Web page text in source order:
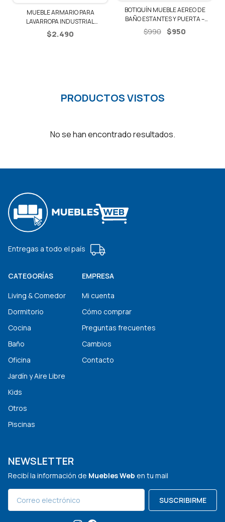
MUEBLE ARMARIO PARA
LAVARROPA INDUSTRIAL
ESTANTERIA
$2.490
BOTIQUÍN MUEBLE AEREO DE
BAÑO ESTANTES Y PUERTA –
CARVALHO
$990 El
$950
PRODUCTOS VISTOS
No se han encontrado resultados.
Entregas a todo el país
CATEGORÍAS
Living & Comedor
Dormitorio
Cocina
Baño
Oficina
Jardín y Aire Libre
Kids
Otros
Piscinas
EMPRESA
Mi cuenta
Cómo comprar
Preguntas frecuentes
Cambios
Contacto
NEWSLETTER
Recibí la información de Muebles Web en tu mail
SUSCRIBIRME